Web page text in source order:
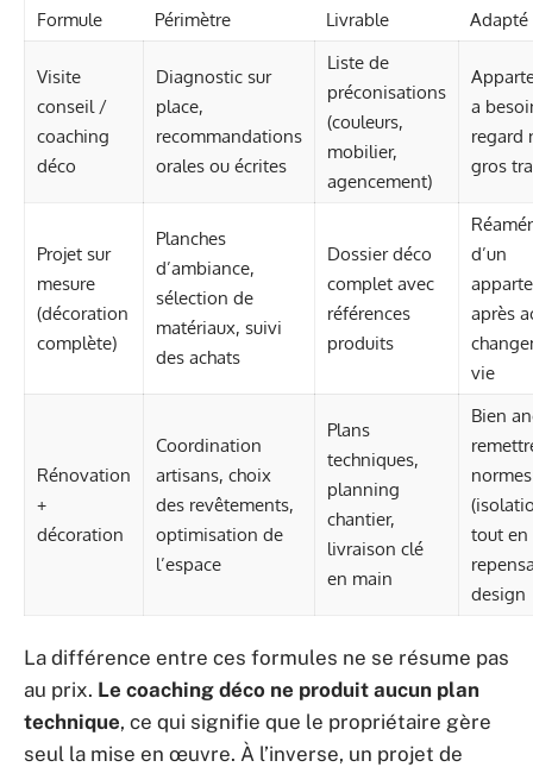
Formule Périmètre Livrable Adapté
Visite
conseil /
coaching
déco
Diagnostic sur
place,
recommandations
orales ou écrites
Liste de
préconisations
(couleurs,
mobilier,
agencement)
a
regard
gros
Projet sur
mesure
(décoration
complète)
Planches
d’ambiance,
sélection de
matériaux, suivi
des achats
Dossier déco
complet avec
références
produits
d’un
après
vie
Rénovation
+
décoration
Coordination
artisans, choix
des revêtements,
optimisation de
l’espace
Plans
techniques,
planning
chantier,
livraison clé
en main
Bien
normes
tout en
design
La différence entre ces formules ne se résume pas
au prix. Le coaching déco ne produit aucun plan
technique, ce qui signifie que le propriétaire gère
seul la mise en œuvre. À l’inverse, un projet de